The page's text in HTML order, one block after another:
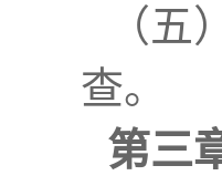
（
查。
第三